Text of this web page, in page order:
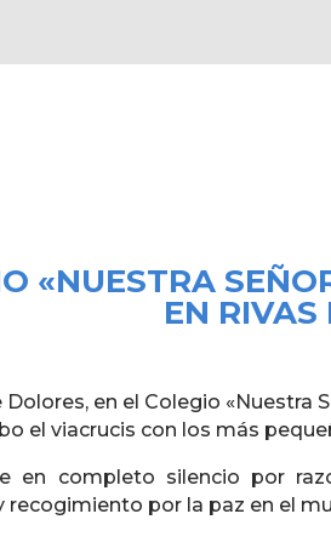
«NUESTRA
EN
Dolores, en el Colegio «Nuestra
el viacrucis con los más
en completo silencio por
recogimiento por la paz en el